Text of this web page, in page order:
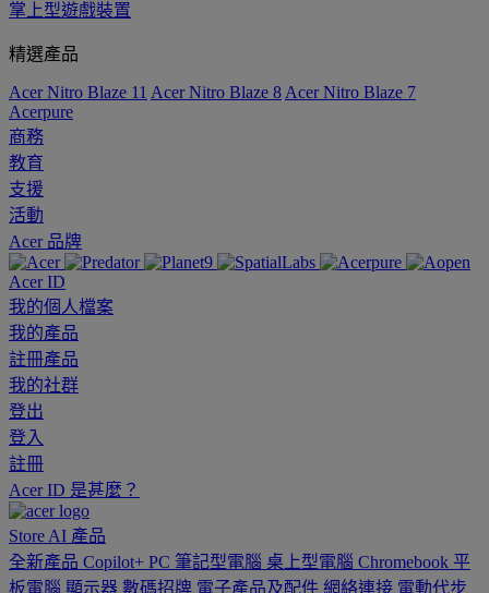
掌上型遊戲裝置
精選產品
Acer Nitro Blaze 11 Acer Nitro Blaze 8 Acer Nitro Blaze 7
Acerpure
商務
教育
支援
活動
Acer 品牌
Acer ID
我的個人檔案
我的產品
註冊產品
我的社群
登出
登入
註冊
Acer ID 是甚麼？
Store AI 產品
全新產品 Copilot+ PC 筆記型電腦 桌上型電腦 Chromebook 平
板電腦 顯示器 數碼招牌 電子產品及配件 網絡連接 電動代步